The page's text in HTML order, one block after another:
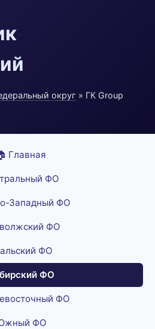
округ » ГК Group
Главная
ФО
Западный ФО
ФО
ФО
ФО
ФО
ФО